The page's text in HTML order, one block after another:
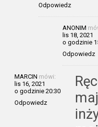
Odpowiedz
ANONIM
lis 18, 2021
o godzinie
Odpowiedz
MARCIN mówi:
lis 16, 2021
o godzinie 20:30
Odpowiedz